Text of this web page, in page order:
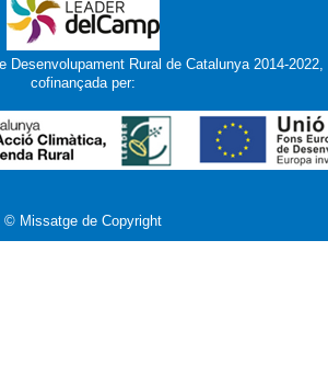
Desenvolupament Rural de Catalunya 2014-2022,
cofinançada per:
© Missatge de Copyright